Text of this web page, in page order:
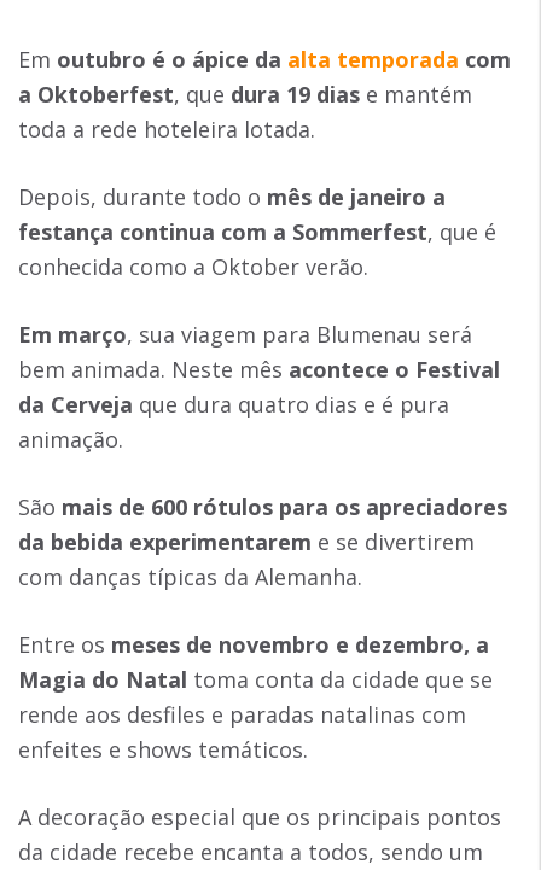
Em outubro é o ápice da alta temporada com
a Oktoberfest, que dura 19 dias e mantém
toda a rede hoteleira lotada.
Depois, durante todo o mês de janeiro a
festança continua com a Sommerfest, que é
conhecida como a Oktober verão.
Em março, sua viagem para Blumenau será
bem animada. Neste mês acontece o Festival
da Cerveja que dura quatro dias e é pura
animação.
São mais de 600 rótulos para os apreciadores
da bebida experimentarem e se divertirem
com danças típicas da Alemanha.
Entre os meses de novembro e dezembro, a
Magia do Natal toma conta da cidade que se
rende aos desfiles e paradas natalinas com
enfeites e shows temáticos.
A decoração especial que os principais pontos
da cidade recebe encanta a todos, sendo um